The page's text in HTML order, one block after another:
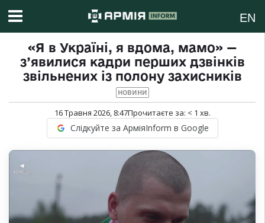
EN
«Я в Україні, я вдома, мамо» —
з’явилися кадри перших дзвінків
звільнених із полону захисників
НОВИНИ
16 Травня 2026, 8:47Прочитаєте за: < 1 хв.
Слідкуйте за АрміяInform в Google